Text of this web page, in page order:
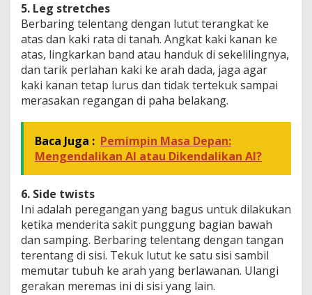
5. Leg stretches
Berbaring telentang dengan lutut terangkat ke
atas dan kaki rata di tanah. Angkat kaki kanan ke
atas, lingkarkan band atau handuk di sekelilingnya,
dan tarik perlahan kaki ke arah dada, jaga agar
kaki kanan tetap lurus dan tidak tertekuk sampai
merasakan regangan di paha belakang.
Baca Juga : Pemimpin Masa Depan:
Mengendalikan AI atau Dikendalikan AI?
6. Side twists
Ini adalah peregangan yang bagus untuk dilakukan
ketika menderita sakit punggung bagian bawah
dan samping. Berbaring telentang dengan tangan
terentang di sisi. Tekuk lutut ke satu sisi sambil
memutar tubuh ke arah yang berlawanan. Ulangi
gerakan meremas ini di sisi yang lain.